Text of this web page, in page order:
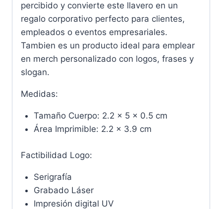
percibido y convierte este llavero en un
regalo corporativo perfecto para clientes,
empleados o eventos empresariales.
Tambien es un producto ideal para emplear
en merch personalizado con logos, frases y
slogan.
Medidas:
Tamaño Cuerpo: 2.2 x 5 x 0.5 cm
Área Imprimible: 2.2 x 3.9 cm
Factibilidad Logo:
Serigrafía
Grabado Láser
Impresión digital UV